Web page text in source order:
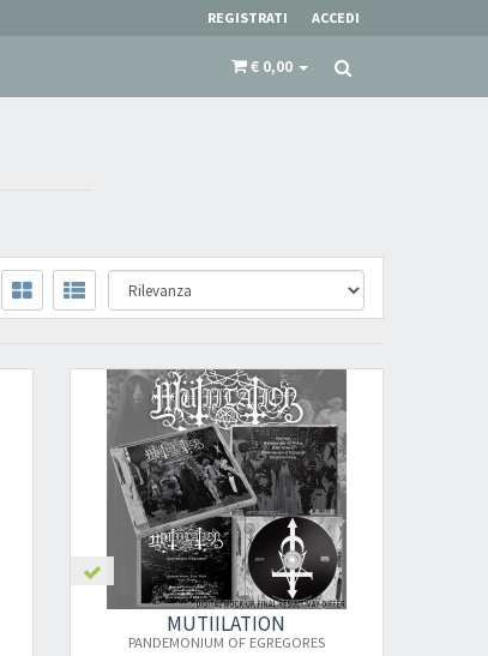
REGISTRATI ACCEDI
€ 0,00
MUTIILATION
PANDEMONIUM OF EGREGORES